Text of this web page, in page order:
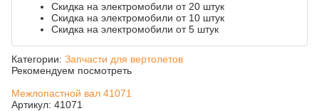
Скидка на электромобили от 20 штук
Скидка на электромобили от 10 штук
Скидка на электромобили от 5 штук
Категории: Запчасти для вертолетов
Рекомендуем посмотреть
Межлопастной вал 41071
Артикул: 41071